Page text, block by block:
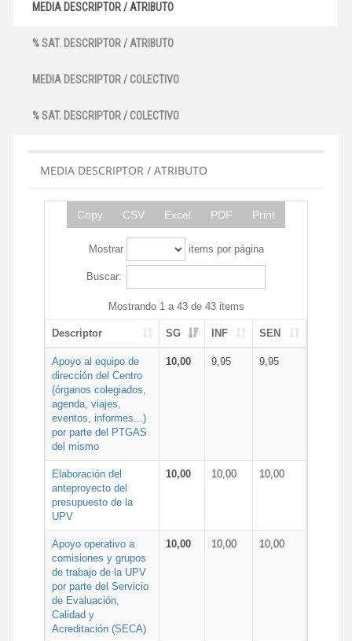
MEDIA DESCRIPTOR / ATRIBUTO
% SAT. DESCRIPTOR / ATRIBUTO
MEDIA DESCRIPTOR / COLECTIVO
% SAT. DESCRIPTOR / COLECTIVO
MEDIA DESCRIPTOR / ATRIBUTO
Copy CSV Excel PDF Print
Mostrar items por página
Buscar:
Mostrando 1 a 43 de 43 items
Descriptor SG INF SEN
Apoyo al equipo de
dirección del Centro
(órganos colegiados,
agenda, viajes,
eventos, informes...)
por parte del PTGAS
del mismo
10,00 9,95 9,95
Elaboración del
anteproyecto del
presupuesto de la
UPV
10,00 10,00 10,00
Apoyo operativo a
comisiones y grupos
de trabajo de la UPV
por parte del Servicio
de Evaluación,
Calidad y
Acreditación (SECA)
10,00 10,00 10,00